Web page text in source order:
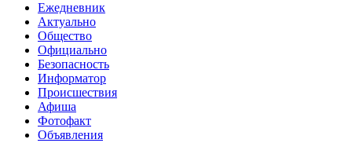
Ежедневник
Актуально
Общество
Официально
Безопасность
Информатор
Происшествия
Афиша
Фотофакт
Объявления